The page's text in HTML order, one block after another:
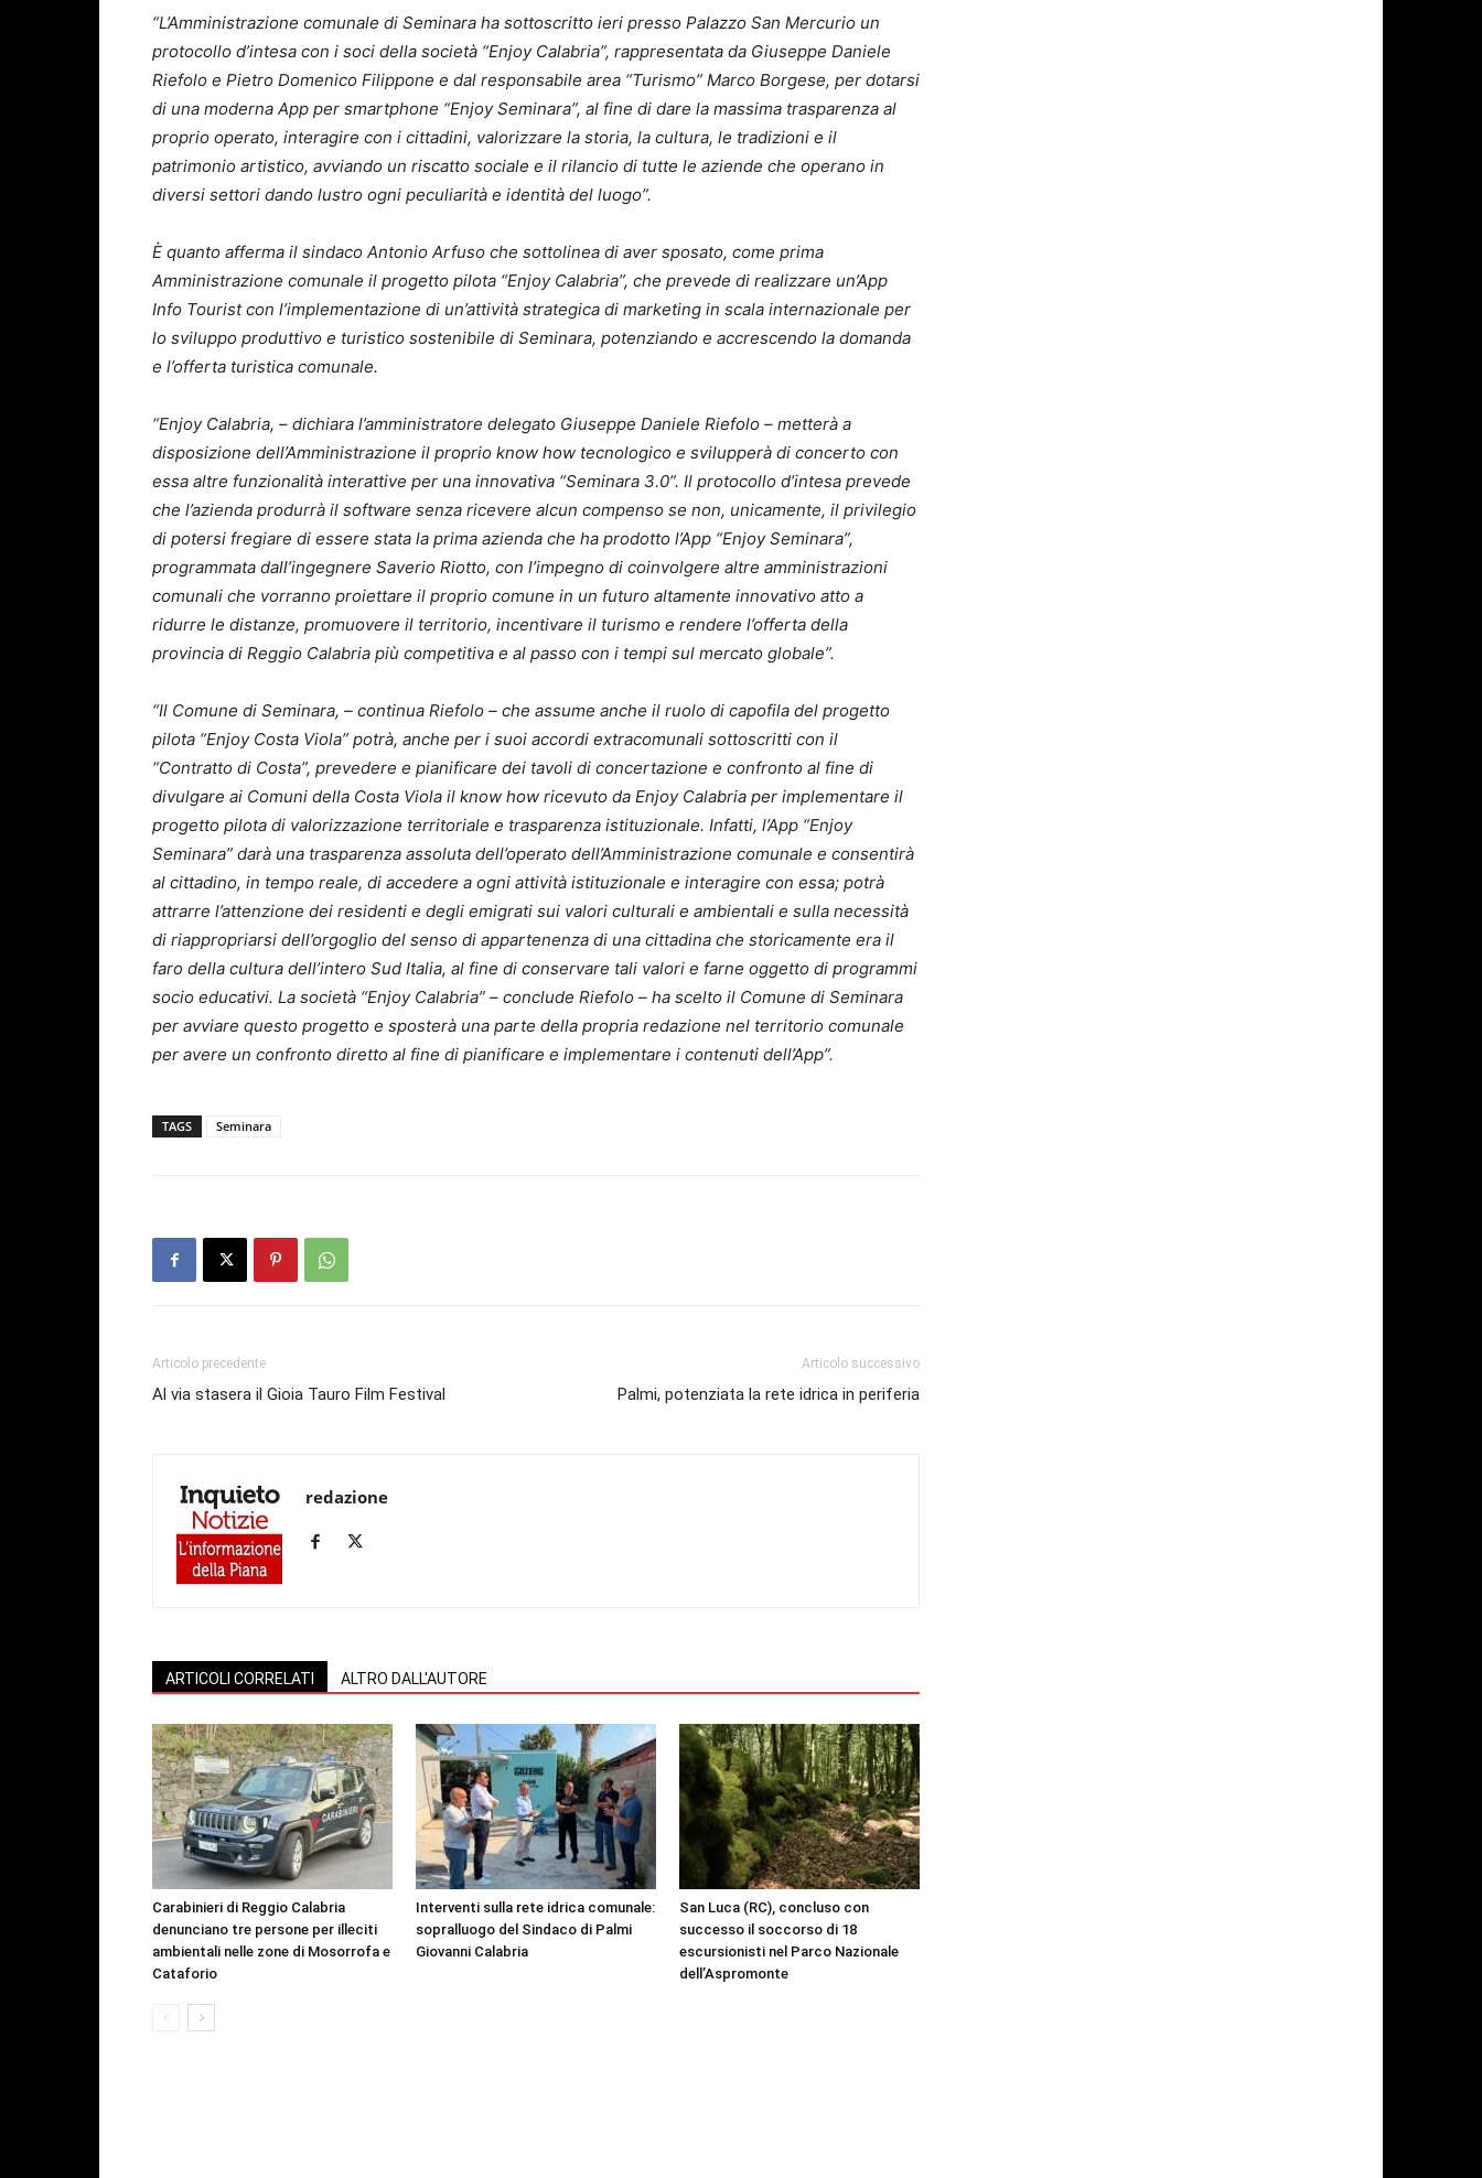
“L’Amministrazione comunale di Seminara ha sottoscritto ieri presso Palazzo San Mercurio un
protocollo d’intesa con i soci della società “Enjoy Calabria”, rappresentata da Giuseppe Daniele
Riefolo e Pietro Domenico Filippone e dal responsabile area “Turismo” Marco Borgese, per dotarsi
di una moderna App per smartphone “Enjoy Seminara”, al fine di dare la massima trasparenza al
proprio operato, interagire con i cittadini, valorizzare la storia, la cultura, le tradizioni e il
patrimonio artistico, avviando un riscatto sociale e il rilancio di tutte le aziende che operano in
diversi settori dando lustro ogni peculiarità e identità del luogo”.
È quanto afferma il sindaco Antonio Arfuso che sottolinea di aver sposato, come prima
Amministrazione comunale il progetto pilota “Enjoy Calabria”, che prevede di realizzare un’App
Info Tourist con l’implementazione di un’attività strategica di marketing in scala internazionale per
lo sviluppo produttivo e turistico sostenibile di Seminara, potenziando e accrescendo la domanda
e l’offerta turistica comunale.
“Enjoy Calabria, – dichiara l’amministratore delegato Giuseppe Daniele Riefolo – metterà a
disposizione dell’Amministrazione il proprio know how tecnologico e svilupperà di concerto con
essa altre funzionalità interattive per una innovativa “Seminara 3.0”. Il protocollo d’intesa prevede
che l’azienda produrrà il software senza ricevere alcun compenso se non, unicamente, il privilegio
di potersi fregiare di essere stata la prima azienda che ha prodotto l’App “Enjoy Seminara”,
programmata dall’ingegnere Saverio Riotto, con l’impegno di coinvolgere altre amministrazioni
comunali che vorranno proiettare il proprio comune in un futuro altamente innovativo atto a
ridurre le distanze, promuovere il territorio, incentivare il turismo e rendere l’offerta della
provincia di Reggio Calabria più competitiva e al passo con i tempi sul mercato globale”.
“Il Comune di Seminara, – continua Riefolo – che assume anche il ruolo di capofila del progetto
pilota “Enjoy Costa Viola” potrà, anche per i suoi accordi extracomunali sottoscritti con il
“Contratto di Costa”, prevedere e pianificare dei tavoli di concertazione e confronto al fine di
divulgare ai Comuni della Costa Viola il know how ricevuto da Enjoy Calabria per implementare il
progetto pilota di valorizzazione territoriale e trasparenza istituzionale. Infatti, l’App “Enjoy
Seminara” darà una trasparenza assoluta dell’operato dell’Amministrazione comunale e consentirà
al cittadino, in tempo reale, di accedere a ogni attività istituzionale e interagire con essa; potrà
attrarre l’attenzione dei residenti e degli emigrati sui valori culturali e ambientali e sulla necessità
di riappropriarsi dell’orgoglio del senso di appartenenza di una cittadina che storicamente era il
faro della cultura dell’intero Sud Italia, al fine di conservare tali valori e farne oggetto di programmi
socio educativi. La società “Enjoy Calabria” – conclude Riefolo – ha scelto il Comune di Seminara
per avviare questo progetto e sposterà una parte della propria redazione nel territorio comunale
per avere un confronto diretto al fine di pianificare e implementare i contenuti dell’App”.
TAGS Seminara
Articolo precedente
Al via stasera il Gioia Tauro Film Festival
Articolo successivo
Palmi, potenziata la rete idrica in periferia
redazione
ARTICOLI CORRELATI ALTRO DALL'AUTORE
Carabinieri di Reggio Calabria
denunciano tre persone per illeciti
ambientali nelle zone di Mosorrofa e
Cataforio
Interventi sulla rete idrica comunale:
sopralluogo del Sindaco di Palmi
Giovanni Calabria
San Luca (RC), concluso con
successo il soccorso di 18
escursionisti nel Parco Nazionale
dell’Aspromonte